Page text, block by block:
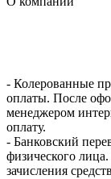
- Колерованные
оплаты. После
менеджером
оплату.
- Банковский
физического
зачисления